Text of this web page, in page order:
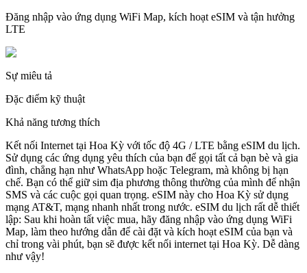
Đăng nhập vào ứng dụng WiFi Map, kích hoạt eSIM và tận hưởng
LTE
Sự miêu tả
Đặc điểm kỹ thuật
Khả năng tương thích
Kết nối Internet tại Hoa Kỳ với tốc độ 4G / LTE bằng eSIM du lịch.
Sử dụng các ứng dụng yêu thích của bạn để gọi tất cả bạn bè và gia
đình, chẳng hạn như WhatsApp hoặc Telegram, mà không bị hạn
chế. Bạn có thể giữ sim địa phương thông thường của mình để nhận
SMS và các cuộc gọi quan trọng. eSIM này cho Hoa Kỳ sử dụng
mạng AT&T, mạng nhanh nhất trong nước. eSIM du lịch rất dễ thiết
lập: Sau khi hoàn tất việc mua, hãy đăng nhập vào ứng dụng WiFi
Map, làm theo hướng dẫn để cài đặt và kích hoạt eSIM của bạn và
chỉ trong vài phút, bạn sẽ được kết nối internet tại Hoa Kỳ. Dễ dàng
như vậy!